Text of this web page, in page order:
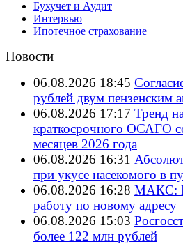
Бухучет и Аудит
Интервью
Ипотечное страхование
Новости
06.08.2026 18:45
рублей двум пензенским
06.08.2026 17:17 Тренд
краткосрочного ОСАГО
месяцев 2026 года
06.08.2026 16:31
при укусе насекомого в
06.08.2026 16:28 МАКС:
работу по новому адресу
06.08.2026 15:03
более 122 млн рублей